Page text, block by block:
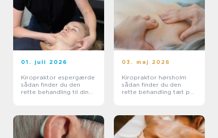
01. juli 2026
Kiropraktor espergærde
sådan finder du den
rette behandling til dine
03. maj 2026
Kiropraktor hørsholm
sådan finder du den
rette behandling tæt på